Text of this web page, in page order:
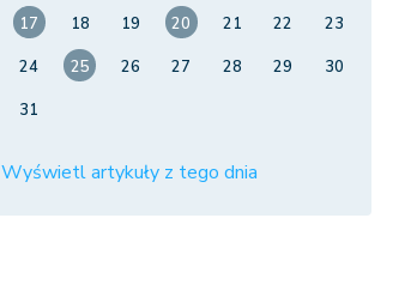
17
18 19 20 21 22
23
24
25 26 27 28 29
30
31
Wyświetl artykuły z tego dnia